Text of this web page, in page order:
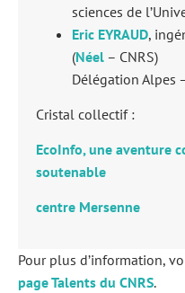
sciences de
Eric EYRAUD,
(Néel – CNRS)
Délégation Alpes
Cristal collectif :
EcoInfo, une aventure
soutenable
centre Mersenne
Pour plus d’information,
page Talents du CNRS.